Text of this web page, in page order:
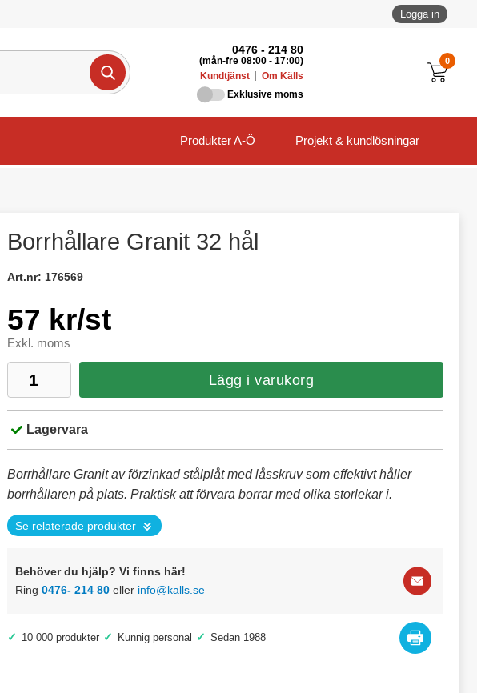
Logga in
0
0476 - 214 80
(mån-fre 08:00 - 17:00)
Kundtjänst
Om Källs
Exklusive moms
Produkter A-Ö Projekt & kundlösningar
Borrhållare Granit 32 hål
Art.nr: 176569
57 kr/st
Exkl. moms
Lägg i varukorg
Lagervara
Borrhållare Granit av förzinkad stålplåt med låsskruv som effektivt håller
borrhållaren på plats. Praktisk att förvara borrar med olika storlekar i.
Se relaterade produkter
Behöver du hjälp? Vi finns här!
Ring 0476- 214 80 eller info@kalls.se
✓ 10 000 produkter ✓ Kunnig personal ✓ Sedan 1988